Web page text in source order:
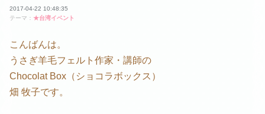
2017-04-22 10:48:35
テーマ： ★台湾イベント
こんばんは。
うさぎ羊毛フェルト作家・講師の
Chocolat Box（ショコラボックス）
畑 牧子です。